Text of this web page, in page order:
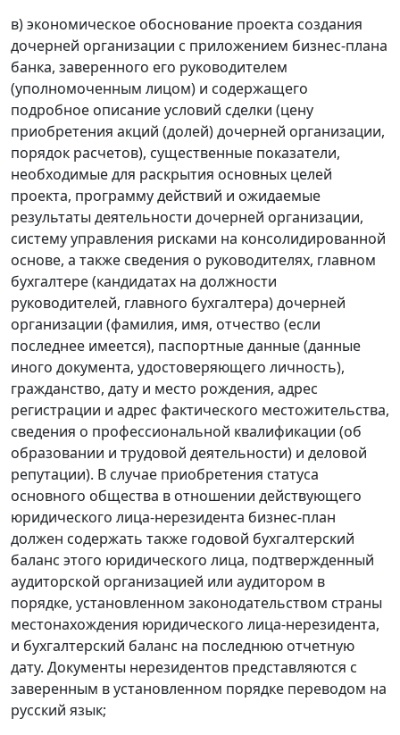
в) экономическое обоснование проекта создания
дочерней организации с приложением бизнес-плана
банка, заверенного его руководителем
(уполномоченным лицом) и содержащего
подробное описание условий сделки (цену
приобретения акций (долей) дочерней организации,
порядок расчетов), существенные показатели,
необходимые для раскрытия основных целей
проекта, программу действий и ожидаемые
результаты деятельности дочерней организации,
систему управления рисками на консолидированной
основе, а также сведения о руководителях, главном
бухгалтере (кандидатах на должности
руководителей, главного бухгалтера) дочерней
организации (фамилия, имя, отчество (если
последнее имеется), паспортные данные (данные
иного документа, удостоверяющего личность),
гражданство, дату и место рождения, адрес
регистрации и адрес фактического местожительства,
сведения о профессиональной квалификации (об
образовании и трудовой деятельности) и деловой
репутации). В случае приобретения статуса
основного общества в отношении действующего
юридического лица-нерезидента бизнес-план
должен содержать также годовой бухгалтерский
баланс этого юридического лица, подтвержденный
аудиторской организацией или аудитором в
порядке, установленном законодательством страны
местонахождения юридического лица-нерезидента,
и бухгалтерский баланс на последнюю отчетную
дату. Документы нерезидентов представляются с
заверенным в установленном порядке переводом на
русский язык;